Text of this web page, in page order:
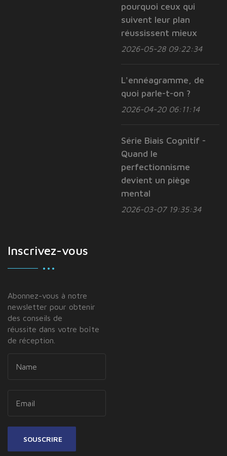
pourquoi ceux qui
suivent leur plan
réussissent mieux
2026-05-28 09:22:34
L'ennéagramme, de
quoi parle-t-on ?
2026-04-20 06:11:14
Série Biais Cognitif -
Quand le
perfectionnisme
devient un piège
mental
2026-03-07 19:35:34
Inscrivez-vous
Abonnez-vous à notre
newsletter pour obtenir
des conseils de
réussite dans votre boîte
de réception.
SOUSCRIRE